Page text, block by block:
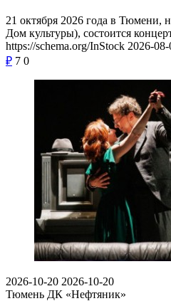
21 октября 2026 года в Тюмени,
Дом культуры), состоится
https://schema.org/InStock 2026-
₽ 7 0
2026-10-20 2026-10-20
Тюмень ДК «Нефтяник»